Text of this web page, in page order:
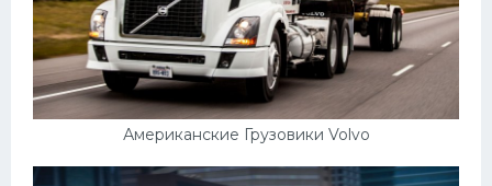
Американские Грузовики Volvo